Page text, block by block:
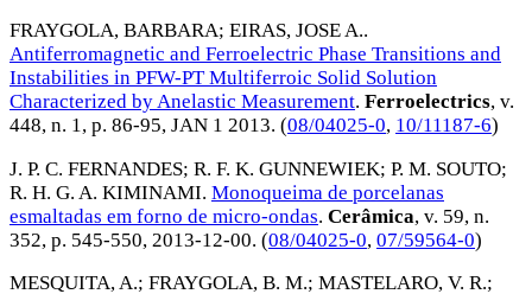
FRAYGOLA, BARBARA; EIRAS, JOSE A..
Antiferromagnetic and Ferroelectric Phase Transitions and
Instabilities in PFW-PT Multiferroic Solid Solution
Characterized by Anelastic Measurement. Ferroelectrics, v.
448, n. 1, p. 86-95, JAN 1 2013. (08/04025-0, 10/11187-6)
J. P. C. FERNANDES; R. F. K. GUNNEWIEK; P. M. SOUTO;
R. H. G. A. KIMINAMI. Monoqueima de porcelanas
esmaltadas em forno de micro-ondas. Cerâmica, v. 59, n.
352, p. 545-550, 2013-12-00. (08/04025-0, 07/59564-0)
MESQUITA, A.; FRAYGOLA, B. M.; MASTELARO, V. R.;